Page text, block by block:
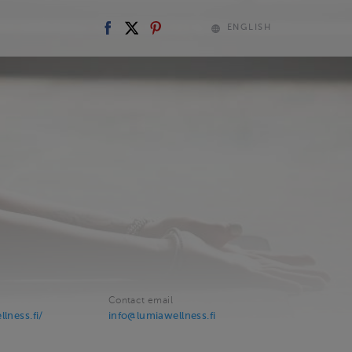
ENGLISH
Contact email
info@lumiawellness.fi